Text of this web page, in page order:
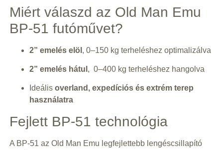
Miért válaszd az Old Man Emu
BP-51 futóművet?
2” emelés elöl , 0–150 kg terheléshez optimalizálva
2” emelés hátul , 0–400 kg terheléshez hangolva
Ideális overland, expedíciós és extrém terep
használatra
Fejlett BP-51 technológia
A BP-51 az Old Man Emu legfejlettebb lengéscsillapító